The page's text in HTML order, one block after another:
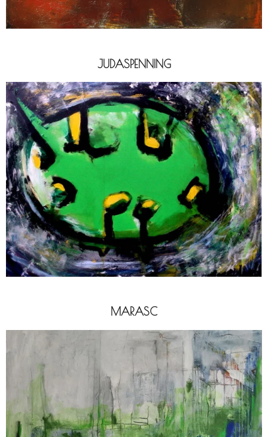
JUDASPENNING
MARASC